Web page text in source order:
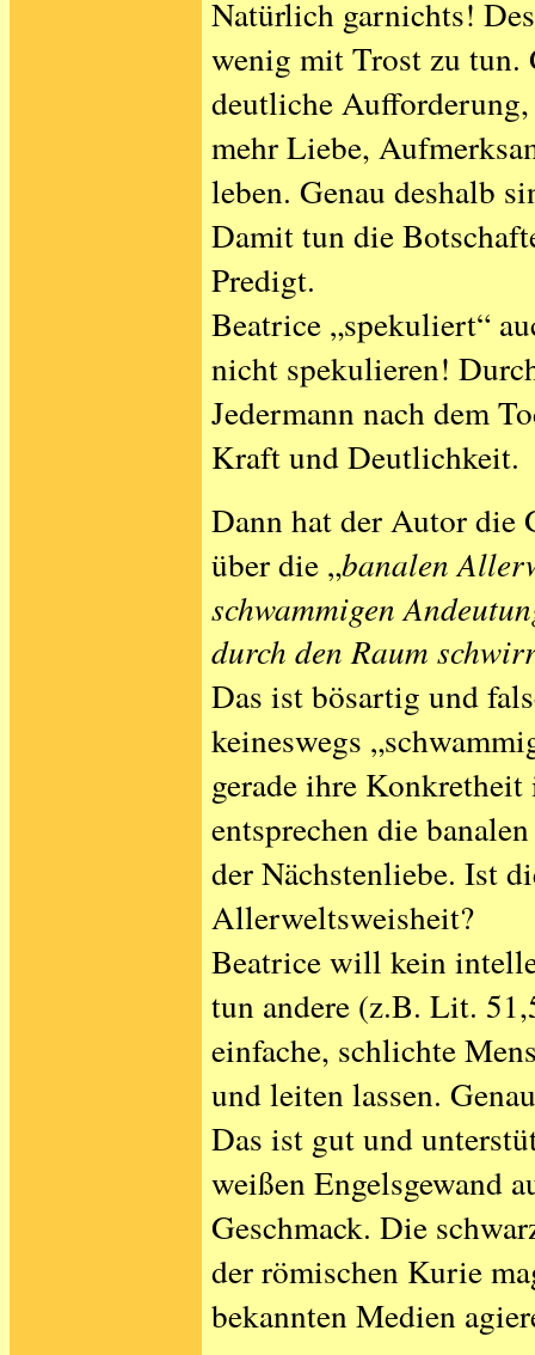
Natürlich garnichts!
wenig mit Trost zu tun.
deutliche
mehr Liebe,
leben. Genau deshalb
Damit tun die
Predigt.
Beatrice „spekuliert“
nicht spekulieren!
Jedermann nach dem
Kraft und Deutlichkeit.
Dann hat der Autor die
über die „banalen
schwammigen
durch den Raum
Das ist bösartig und
keineswegs
gerade ihre
entsprechen die
der Nächstenliebe. Ist
Allerweltsweisheit?
Beatrice will kein
tun andere (z.B. Lit.
einfache, schlichte
und leiten lassen.
Das ist gut und
weißen Engelsgewand
Geschmack. Die
der römischen Kurie
bekannten Medien